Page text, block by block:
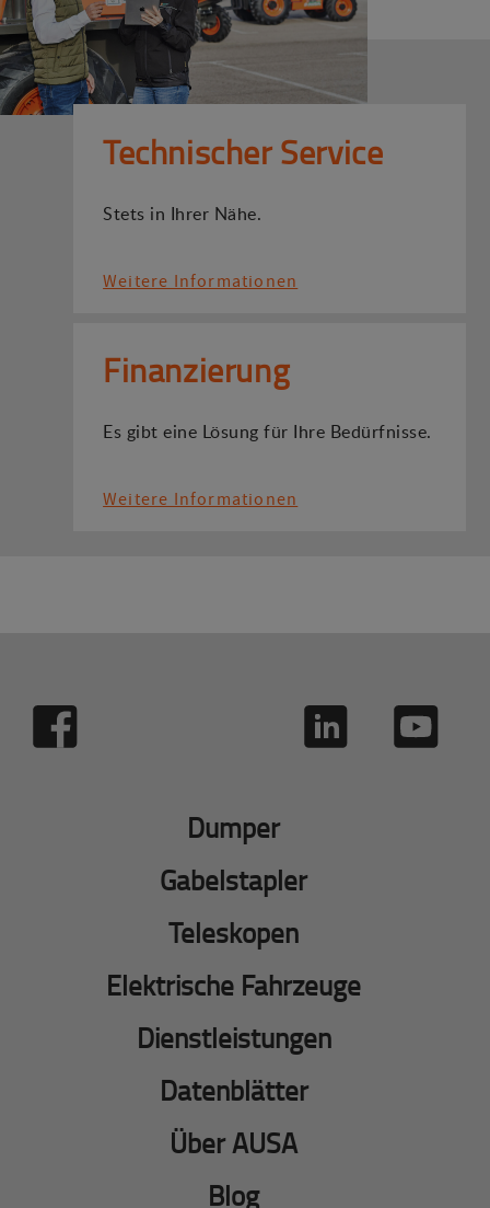
Technischer Service
Stets in Ihrer Nähe.
Weitere Informationen
Finanzierung
Es gibt eine Lösung für Ihre Bedürfnisse.
Weitere Informationen
Dumper
Gabelstapler
Teleskopen
Elektrische Fahrzeuge
Dienstleistungen
Datenblätter
Über AUSA
Blog